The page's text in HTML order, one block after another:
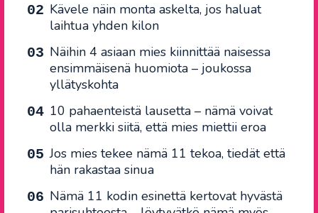
Kävele näin monta askelta, jos haluat
laihtua yhden kilon
Näihin 4 asiaan mies kiinnittää naisessa
ensimmäisenä huomiota – joukossa
yllätyskohta
10 pahaenteistä lausetta – nämä voivat
olla merkki siitä, että mies miettii eroa
Jos mies tekee nämä 11 tekoa, tiedät että
hän rakastaa sinua
Nämä 11 kodin esinettä kertovat hyvästä